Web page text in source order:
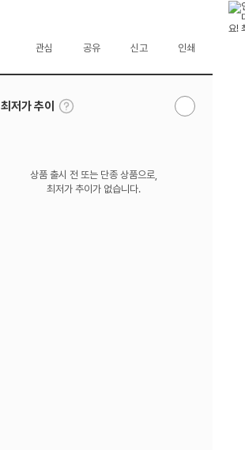
관심 공유 신고 인쇄
최저가 추이
툴
팁
알
상품 출시 전 또는 단종 상품으로,
최저가 추이가 없습니다.